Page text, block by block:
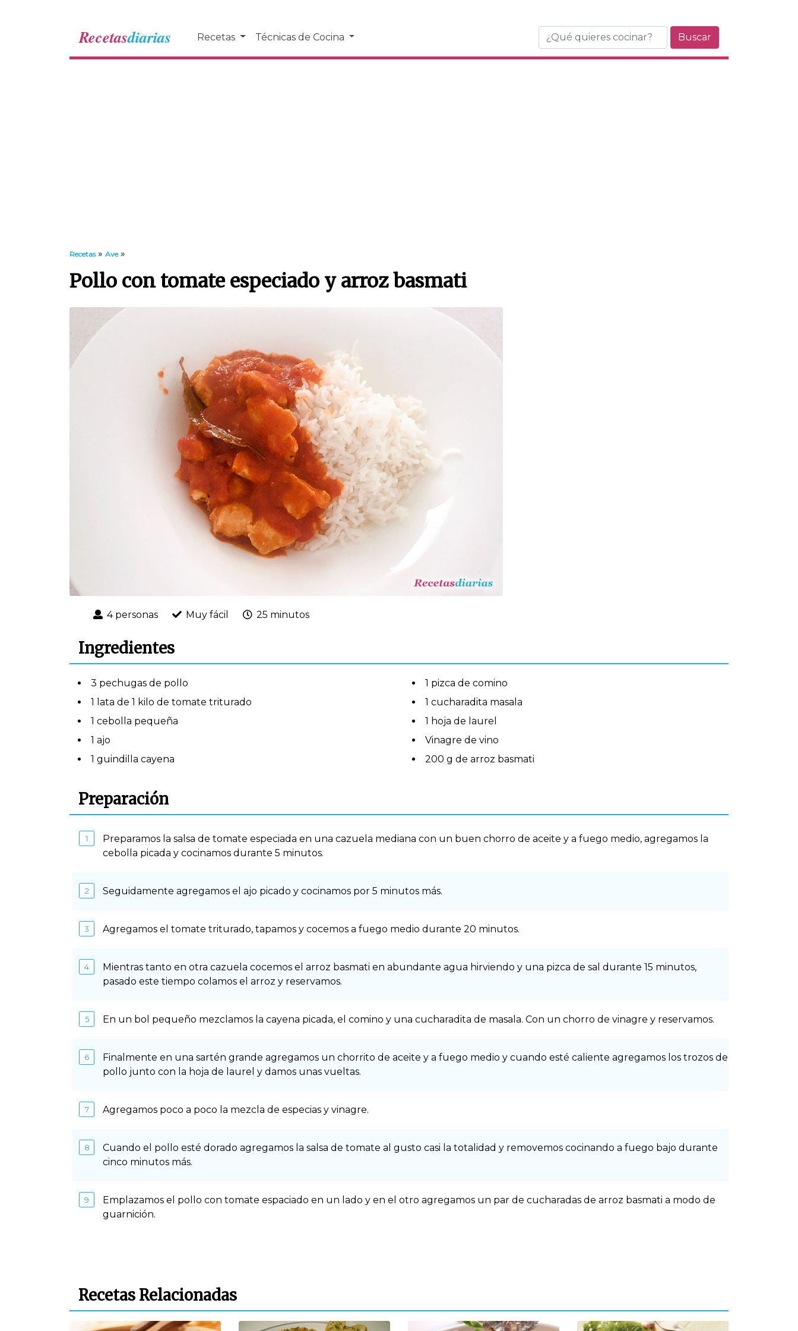
Recetasdiarias Recetas Técnicas de Cocina Buscar
Recetas» Ave»
Pollo con tomate especiado y arroz basmati
4 personas Muy fácil 25 minutos
Ingredientes
3 pechugas de pollo
1 lata de 1 kilo de tomate triturado
1 cebolla pequeña
1 ajo
1 guindilla cayena
1 pizca de comino
1 cucharadita masala
1 hoja de laurel
Vinagre de vino
200 g de arroz basmati
Preparación
Preparamos la salsa de tomate especiada en una cazuela mediana con un buen chorro de aceite y a fuego medio, agregamos la
cebolla picada y cocinamos durante 5 minutos.
Seguidamente agregamos el ajo picado y cocinamos por 5 minutos más.
Agregamos el tomate triturado, tapamos y cocemos a fuego medio durante 20 minutos.
Mientras tanto en otra cazuela cocemos el arroz basmati en abundante agua hirviendo y una pizca de sal durante 15 minutos,
pasado este tiempo colamos el arroz y reservamos.
En un bol pequeño mezclamos la cayena picada, el comino y una cucharadita de masala. Con un chorro de vinagre y reservamos.
Finalmente en una sartén grande agregamos un chorrito de aceite y a fuego medio y cuando esté caliente agregamos los trozos de
pollo junto con la hoja de laurel y damos unas vueltas.
Agregamos poco a poco la mezcla de especias y vinagre.
Cuando el pollo esté dorado agregamos la salsa de tomate al gusto casi la totalidad y removemos cocinando a fuego bajo durante
cinco minutos más.
Emplazamos el pollo con tomate espaciado en un lado y en el otro agregamos un par de cucharadas de arroz basmati a modo de
guarnición.
Recetas Relacionadas